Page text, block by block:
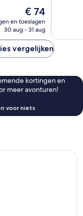
De
prijs
is
€ 74
en toeslagen
30 aug - 31 aug
vergelijken
kortingen en
meer avonturen!
voor niets